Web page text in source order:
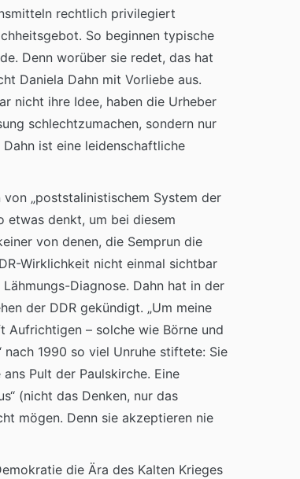
rechtlich privilegiert
So beginnen typische
Denn worüber sie redet, das hat
Daniela Dahn mit Vorliebe aus.
nicht ihre Idee, haben die Urheber
schlechtzumachen, sondern nur
ist eine leidenschaftliche
„poststalinistischem System der
etwas denkt, um bei diesem
von denen, die Semprun die
Wirklichkeit nicht einmal sichtbar
Diagnose. Dahn hat in der
der DDR gekündigt. „Um meine
Aufrichtigen – solche wie Börne und
1990 so viel Unruhe stiftete: Sie
Pult der Paulskirche. Eine
(nicht das Denken, nur das
mögen. Denn sie akzeptieren nie
die Ära des Kalten Krieges